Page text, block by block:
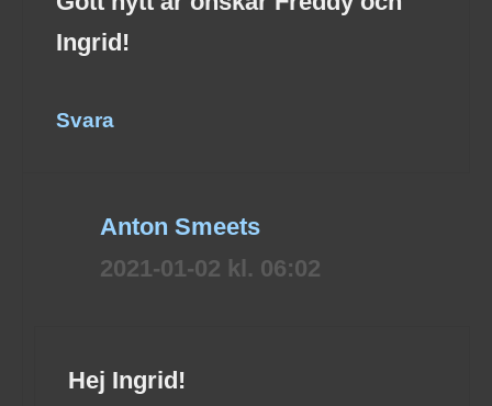
Ingrid!
Svara
Anton Smeets
2021-01-02 kl. 06:02
Hej Ingrid!